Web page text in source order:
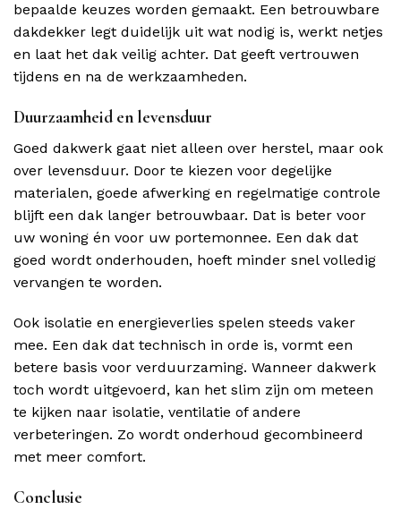
bepaalde keuzes worden gemaakt. Een betrouwbare
dakdekker legt duidelijk uit wat nodig is, werkt netjes
en laat het dak veilig achter. Dat geeft vertrouwen
tijdens en na de werkzaamheden.
Duurzaamheid en levensduur
Goed dakwerk gaat niet alleen over herstel, maar ook
over levensduur. Door te kiezen voor degelijke
materialen, goede afwerking en regelmatige controle
blijft een dak langer betrouwbaar. Dat is beter voor
uw woning én voor uw portemonnee. Een dak dat
goed wordt onderhouden, hoeft minder snel volledig
vervangen te worden.
Ook isolatie en energieverlies spelen steeds vaker
mee. Een dak dat technisch in orde is, vormt een
betere basis voor verduurzaming. Wanneer dakwerk
toch wordt uitgevoerd, kan het slim zijn om meteen
te kijken naar isolatie, ventilatie of andere
verbeteringen. Zo wordt onderhoud gecombineerd
met meer comfort.
Conclusie